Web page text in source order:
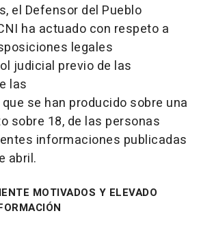
el Defensor del Pueblo
ha actuado con respeto a
legales
judicial previo de las
las
se han producido sobre una
sobre 18, de las personas
informaciones publicadas
abril.
MOTIVADOS Y ELEVADO